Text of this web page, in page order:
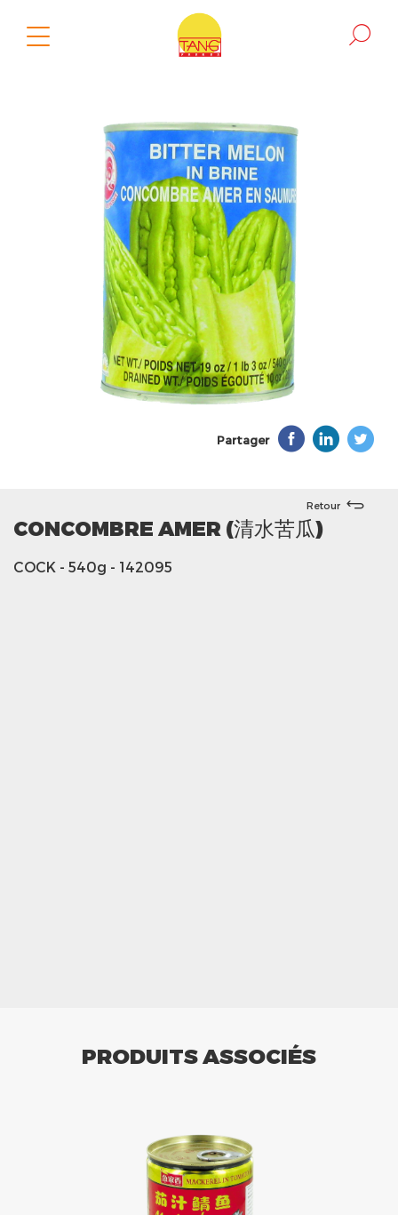
Partager
Retour
CONCOMBRE AMER (清水苦瓜)
COCK - 540g - 142095
PRODUITS ASSOCIÉS